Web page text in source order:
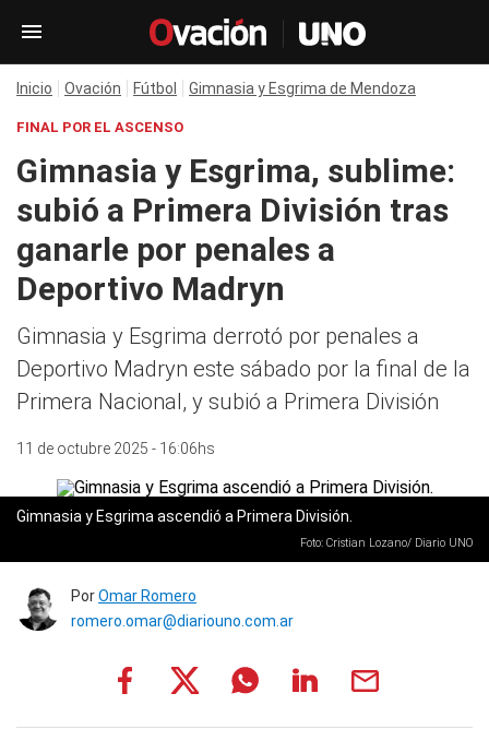
Inicio Ovación Fútbol Gimnasia y Esgrima de Mendoza
FINAL POR EL ASCENSO
Gimnasia y Esgrima, sublime:
subió a Primera División tras
ganarle por penales a
Deportivo Madryn
Gimnasia y Esgrima derrotó por penales a
Deportivo Madryn este sábado por la final de la
Primera Nacional, y subió a Primera División
11 de octubre 2025 - 16:06hs
Gimnasia y Esgrima ascendió a Primera División.
Foto: Cristian Lozano/ Diario UNO
PorOmar Romero
romero.omar@diariouno.com.ar